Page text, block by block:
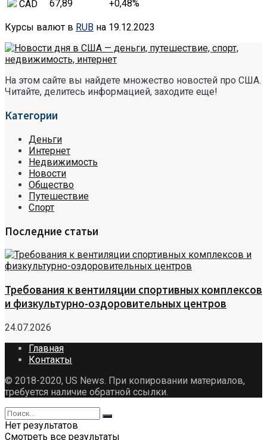
CAD
67,89 +0,48%
Курсы валют в RUB на 19.12.2023
На этом сайте вы найдете множество новостей про США.
Читайте, делитесь информацией, заходите еще!
Категории
Деньги
Интернет
Недвижимость
Новости
Общество
Путешествие
Спорт
Последние статьи
Требования к вентиляции спортивных комплексов
и физкультурно-оздоровительных центров
24.07.2026
Главная
Контакты
© 2018-2020, US News. При копировании материалов,
требуется наличие обратной ссылки.
Нет результатов
Смотреть все результаты